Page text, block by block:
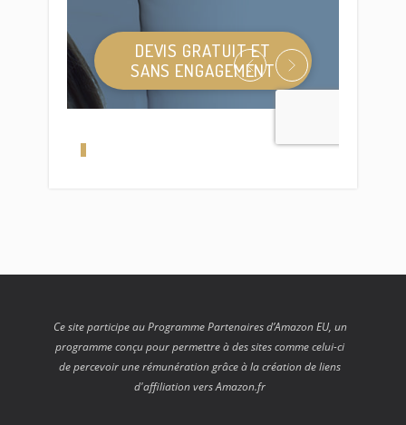
Ce site participe au Programme Partenaires d’Amazon EU, un
programme conçu pour permettre à des sites comme celui-ci
de percevoir une rémunération grâce à la création de liens
d'affiliation vers Amazon.fr